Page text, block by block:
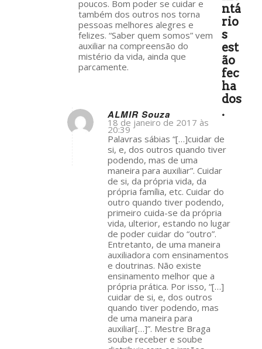
poucos. Bom poder se cuidar e
também dos outros nos torna
pessoas melhores alegres e
felizes. “Saber quem somos” vem
auxiliar na compreensão do
mistério da vida, ainda que
parcamente.
ALMIR Souza
s
18 de janeiro de 2017 às
20:39
Palavras sábias “[…]cuidar de
si, e, dos outros quando tiver
podendo, mas de uma
maneira para auxiliar”. Cuidar
de si, da própria vida, da
própria família, etc. Cuidar do
outro quando tiver podendo,
primeiro cuida-se da própria
vida, ulterior, estando no lugar
de poder cuidar do “outro”.
Entretanto, de uma maneira
auxiliadora com ensinamentos
e doutrinas. Não existe
ensinamento melhor que a
própria prática. Por isso, “[…]
cuidar de si, e, dos outros
quando tiver podendo, mas
de uma maneira para
auxiliar[…]”. Mestre Braga
soube receber e soube
ntá
rio
s
est
ão
fec
ha
dos
.